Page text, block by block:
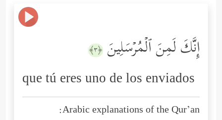
إِنَّكَ لَمِنَ ٱلۡمُرۡسَلِینَ ﴿٣﴾
que tú eres uno de los enviados
Arabic explanations of the Qur’an: